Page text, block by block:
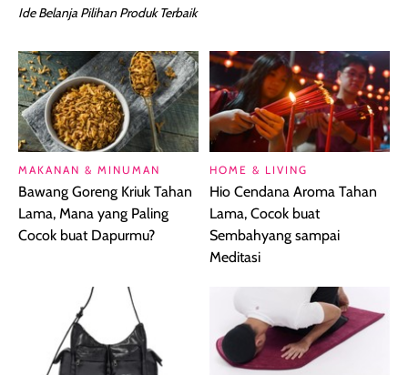
Ide Belanja Pilihan Produk Terbaik
MAKANAN & MINUMAN
Bawang Goreng Kriuk Tahan
Lama, Mana yang Paling
Cocok buat Dapurmu?
HOME & LIVING
Hio Cendana Aroma Tahan
Lama, Cocok buat
Sembahyang sampai
Meditasi